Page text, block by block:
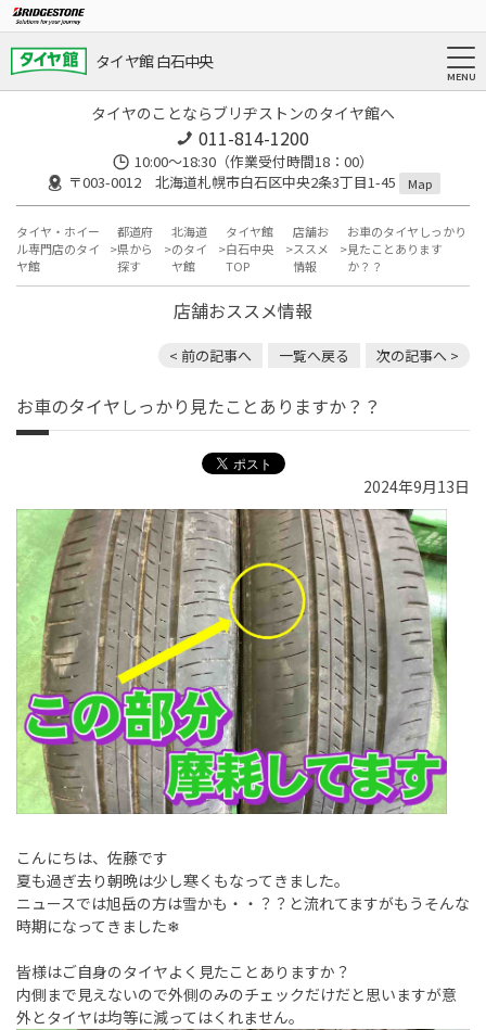
タイヤ館 白石中央
タイヤのことならブリヂストンのタイヤ館へ
011-814-1200
10:00～18:30（作業受付時間18：00）
〒003-0012 北海道札幌市白石区中央2条3丁目1-45
Map
タイヤ・ホイー
ル専門店のタイ
ヤ館
都道府
県から
探す
北海道
のタイ
ヤ館
タイヤ館
白石中央
TOP
店舗お
ススメ
情報
お車のタイヤしっかり
見たことあります
か？？
店舗おススメ情報
< 前の記事へ 一覧へ戻る 次の記事へ >
お車のタイヤしっかり見たことありますか？？
2024年9月13日
こんにちは、佐藤です
夏も過ぎ去り朝晩は少し寒くもなってきました。
ニュースでは旭岳の方は雪かも・・？？と流れてますがもうそんな
時期になってきました❄
皆様はご自身のタイヤよく見たことありますか？
内側まで見えないので外側のみのチェックだけだと思いますが意
外とタイヤは均等に減ってはくれません。